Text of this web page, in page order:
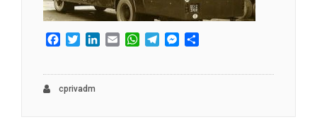
Facebook
TwitterLinkedIn
EmailWhatsApp
TelegramMessenger
cprivadm